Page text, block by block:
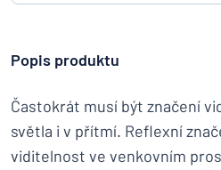
Popis produktu
Častokrát musí být značení
světla i v přítmí. Reflexní
viditelnost ve venkovním